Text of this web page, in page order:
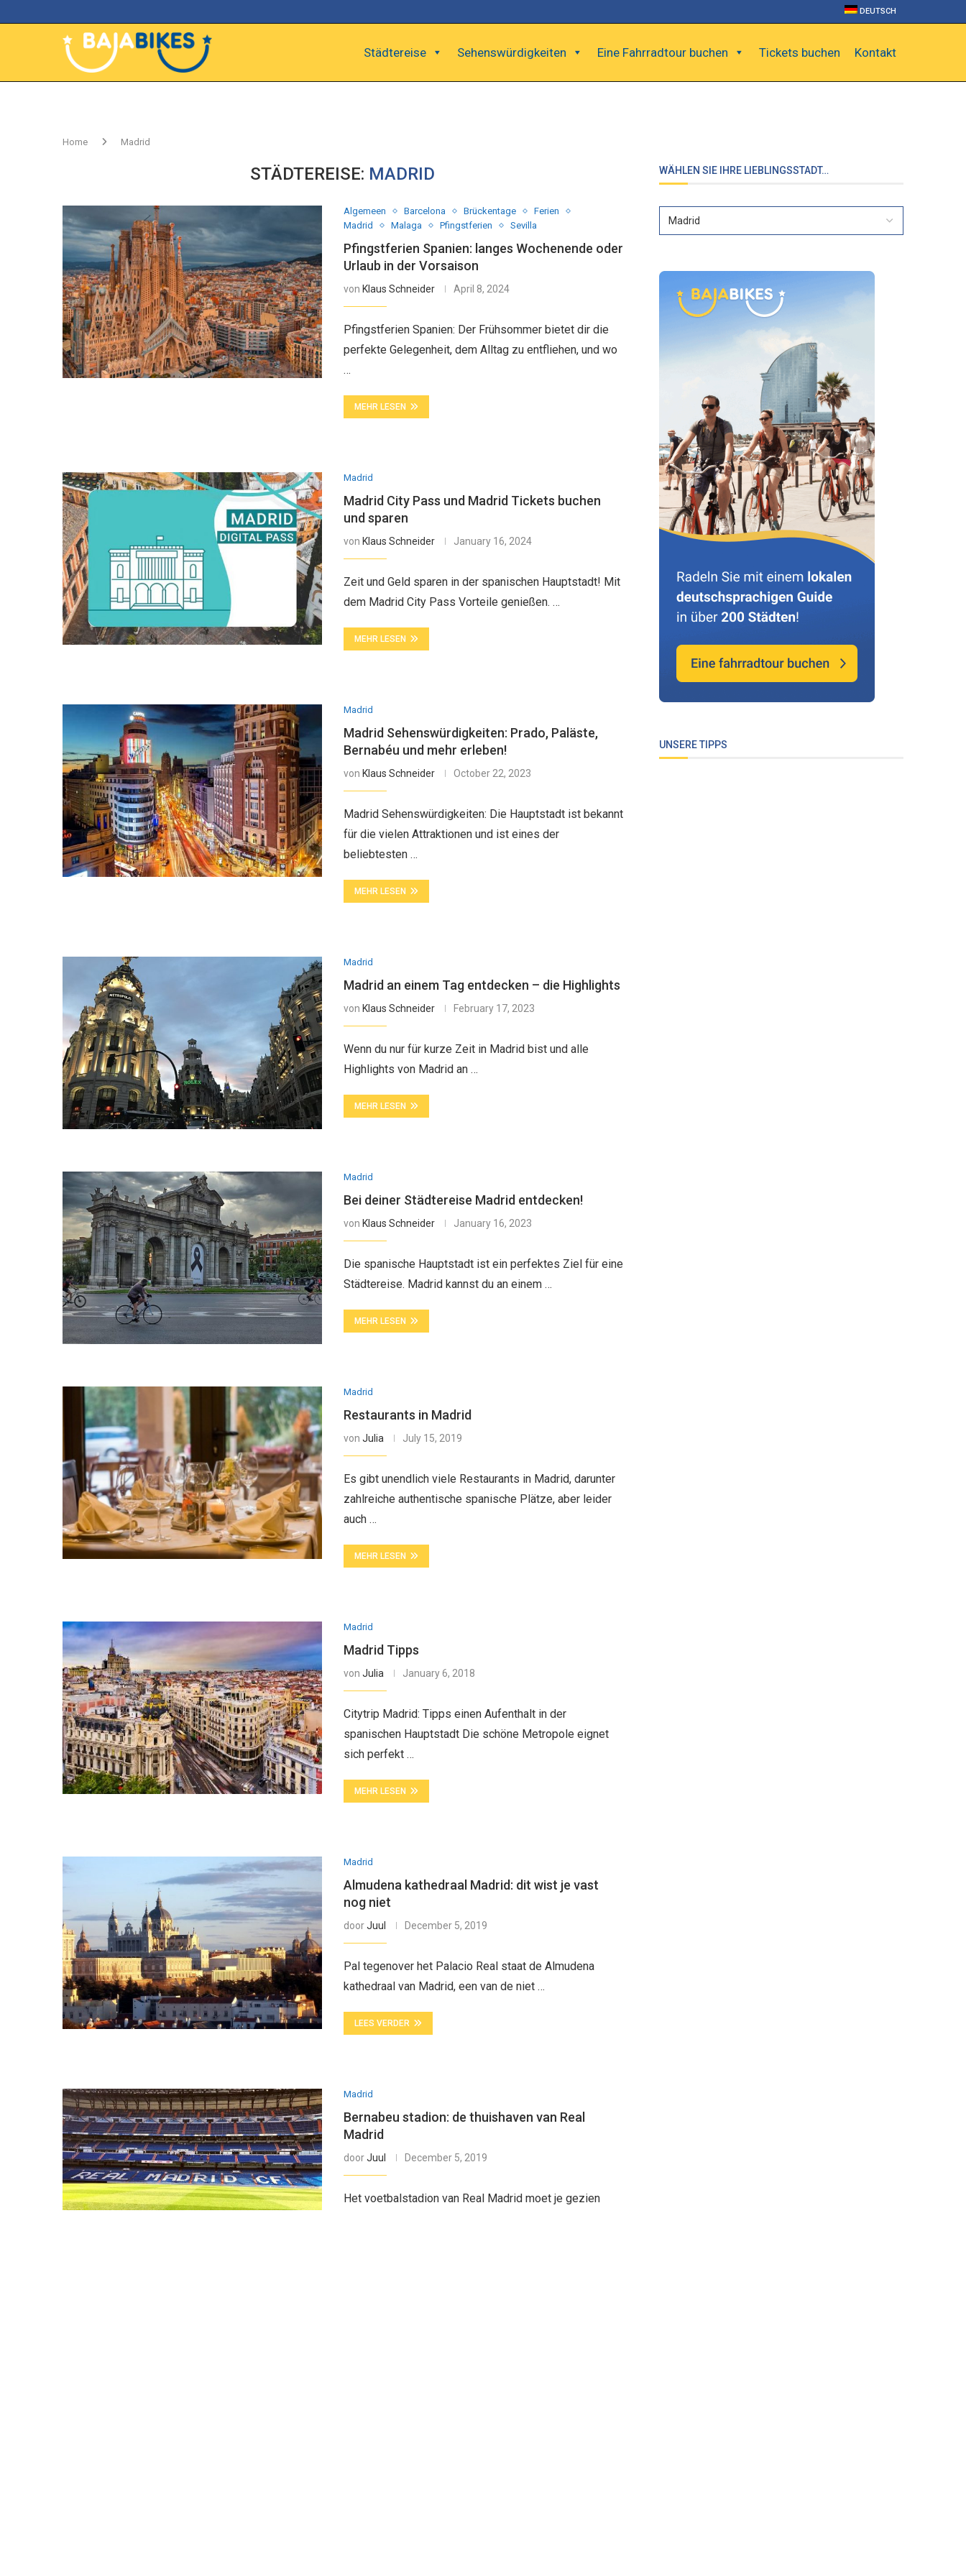
DEUTSCH
Städtereise Sehenswürdigkeiten Eine Fahrradtour buchen Tickets buchen Kontakt
Home Madrid
STÄDTEREISE: MADRID
Algemeen Barcelona Brückentage
Ferien
Madrid
Malaga Pfingstferien Sevilla
Pfingstferien Spanien: langes Wochenende oder
Urlaub in der Vorsaison
von Klaus Schneider April 8, 2024
Pfingstferien Spanien: Der Frühsommer bietet dir die
perfekte Gelegenheit, dem Alltag zu entfliehen, und wo
…
MEHR LESEN
Madrid
Madrid City Pass und Madrid Tickets buchen
und sparen
von Klaus Schneider January 16, 2024
Zeit und Geld sparen in der spanischen Hauptstadt! Mit
dem Madrid City Pass Vorteile genießen. …
MEHR LESEN
Madrid
Madrid Sehenswürdigkeiten: Prado, Paläste,
Bernabéu und mehr erleben!
von Klaus Schneider October 22, 2023
Madrid Sehenswürdigkeiten: Die Hauptstadt ist bekannt
für die vielen Attraktionen und ist eines der
beliebtesten …
MEHR LESEN
Madrid
Madrid an einem Tag entdecken – die Highlights
von Klaus Schneider February 17, 2023
Wenn du nur für kurze Zeit in Madrid bist und alle
Highlights von Madrid an …
MEHR LESEN
Madrid
Bei deiner Städtereise Madrid entdecken!
von Klaus Schneider January 16, 2023
Die spanische Hauptstadt ist ein perfektes Ziel für eine
Städtereise. Madrid kannst du an einem …
MEHR LESEN
Madrid
Restaurants in Madrid
von Julia July 15, 2019
Es gibt unendlich viele Restaurants in Madrid, darunter
zahlreiche authentische spanische Plätze, aber leider
auch …
MEHR LESEN
Madrid
Madrid Tipps
von Julia January 6, 2018
Citytrip Madrid: Tipps einen Aufenthalt in der
spanischen Hauptstadt Die schöne Metropole eignet
sich perfekt …
MEHR LESEN
Madrid
Almudena kathedraal Madrid: dit wist je vast
nog niet
doorJuul December 5, 2019
Pal tegenover het Palacio Real staat de Almudena
kathedraal van Madrid, een van de niet …
LEES VERDER
Madrid
Bernabeu stadion: de thuishaven van Real
Madrid
doorJuul December 5, 2019
Het voetbalstadion van Real Madrid moet je gezien
WÄHLEN SIE IHRE LIEBLINGSSTADT…
UNSERE TIPPS